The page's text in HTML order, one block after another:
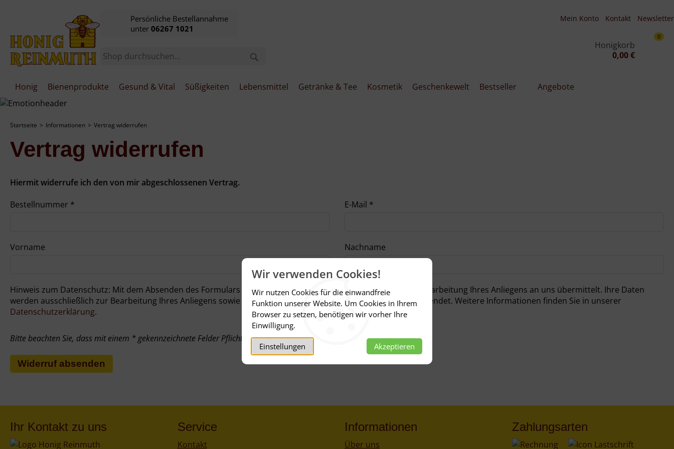
Wir verwenden Cookies!
Wir nutzen Cookies für die einwandfreie
Funktion unserer Website. Um Cookies in Ihrem
Browser zu setzen, benötigen wir vorher Ihre
Einwilligung.
Einstellungen Akzeptieren
Persönliche Bestellannahme
unter 06267 1021
Mein Konto Kontakt Newsletter
0
Honigkorb
0,00 €
Honig Bienenprodukte Gesund & Vital Süßigkeiten Lebensmittel Getränke & Tee Kosmetik Geschenkewelt Bestseller Angebote
Startseite Informationen Vertrag widerrufen
Vertrag widerrufen
Hiermit widerrufe ich den von mir abgeschlossenen Vertrag.
Bestellnummer * E-Mail *
Vorname Nachname
Hinweis zum Datenschutz: Mit dem Absenden des Formulars werden die von Ihnen eingegebenen Daten zur Bearbeitung Ihres Anliegens an uns übermittelt. Ihre Daten
werden ausschließlich zur Bearbeitung Ihres Anliegens sowie für gegebenenfalls erforderliche Rückfragen verwendet. Weitere Informationen finden Sie in unserer
Datenschutzerklärung.
Bitte beachten Sie, dass mit einem * gekennzeichnete Felder Pflichtfelder sind.
Ihr Kontakt zu uns Service
Kontakt
Informationen
Über uns
Zahlungsarten